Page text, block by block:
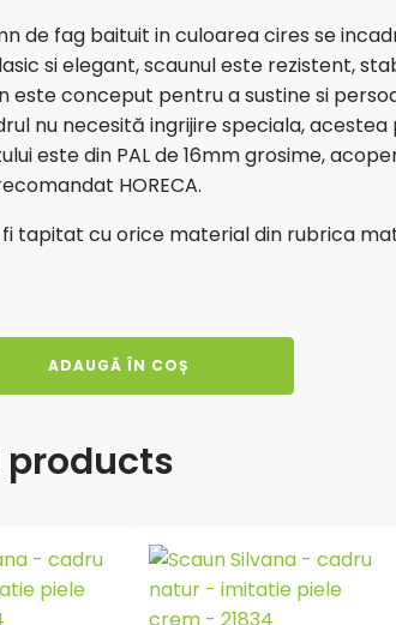
de fag baituit in culoarea cires se
si elegant, scaunul este rezistent,
este conceput pentru a sustine si
nu necesită ingrijire speciala,
este din PAL de 16mm grosime,
HORECA.
tapitat cu orice material din rubrica
ADAUGĂ ÎN COȘ
products